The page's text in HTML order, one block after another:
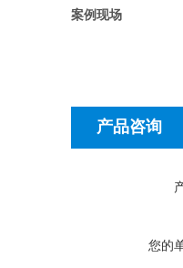
案例现场
产品咨询
您的